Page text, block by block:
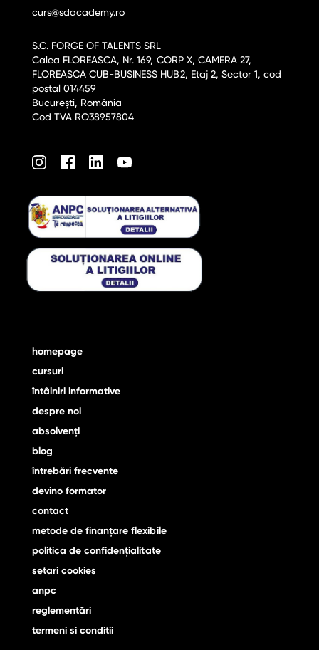
curs@sdacademy.ro
S.C. FORGE OF TALENTS SRL
Calea FLOREASCA, Nr. 169, CORP X, CAMERA 27,
FLOREASCA CUB-BUSINESS HUB2, Etaj 2, Sector 1, cod
postal 014459
București, România
Cod TVA RO38957804
LinkedInYoutube
homepage
cursuri
întâlniri informative
despre noi
absolvenţi
blog
întrebări frecvente
devino formator
contact
metode de finanţare flexibile
politica de confidențialitate
setari cookies
anpc
reglementări
termeni si conditii